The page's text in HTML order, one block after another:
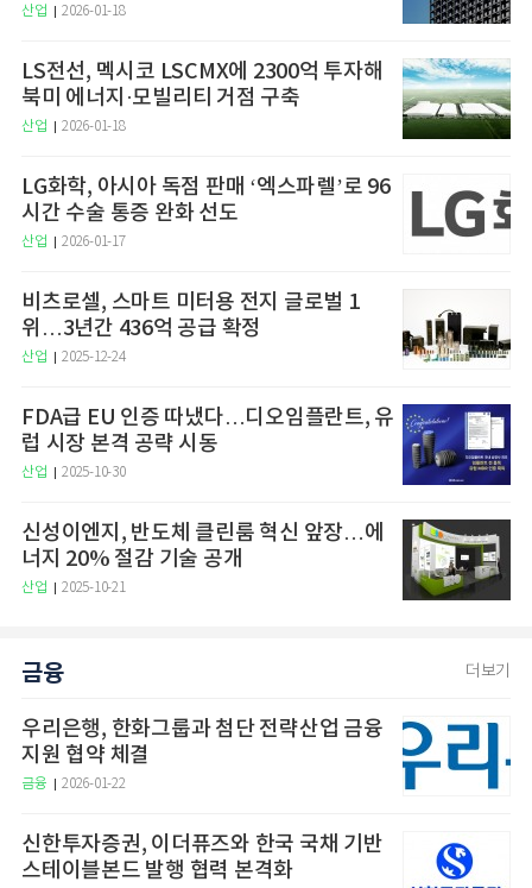
산업 2026-01-18
LS전선, 멕시코 LSCMX에 2300억 투자해
북미 에너지·모빌리티 거점 구축
산업 2026-01-18
LG화학, 아시아 독점 판매 ‘엑스파렐’로 96
시간 수술 통증 완화 선도
산업 2026-01-17
비츠로셀, 스마트 미터용 전지 글로벌 1
위…3년간 436억 공급 확정
산업 2025-12-24
FDA급 EU 인증 따냈다…디오임플란트, 유
럽 시장 본격 공략 시동
산업 2025-10-30
신성이엔지, 반도체 클린룸 혁신 앞장…에
너지 20% 절감 기술 공개
산업 2025-10-21
금융 더보기
우리은행, 한화그룹과 첨단 전략산업 금융
지원 협약 체결
금융 2026-01-22
신한투자증권, 이더퓨즈와 한국 국채 기반
스테이블본드 발행 협력 본격화